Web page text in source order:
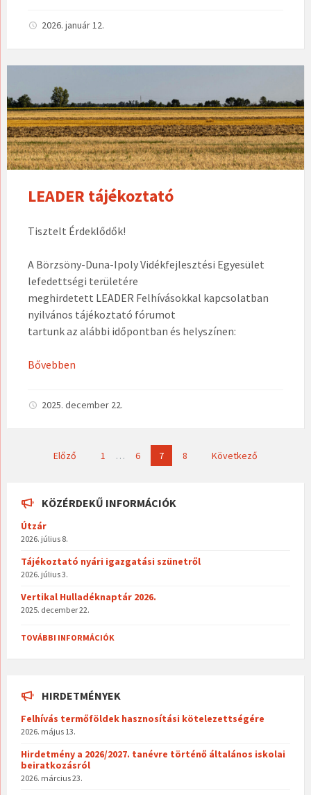
2026. január 12.
LEADER tájékoztató
Tisztelt Érdeklődők!
A Börzsöny-Duna-Ipoly Vidékfejlesztési Egyesület
lefedettségi területére
meghirdetett LEADER Felhívásokkal kapcsolatban
nyilvános tájékoztató fórumot
tartunk az alábbi időpontban és helyszínen:
Bővebben
2025. december 22.
Bejegyzések
Előző 1 … 6 7 8 Következő
KÖZÉRDEKŰ INFORMÁCIÓK
Útzár
2026. július 8.
Tájékoztató nyári igazgatási szünetről
2026. július 3.
Vertikal Hulladéknaptár 2026.
2025. december 22.
TOVÁBBI INFORMÁCIÓK
HIRDETMÉNYEK
Felhívás termőföldek hasznosítási kötelezettségére
2026. május 13.
Hirdetmény a 2026/2027. tanévre történő általános iskolai
beiratkozásról
2026. március 23.